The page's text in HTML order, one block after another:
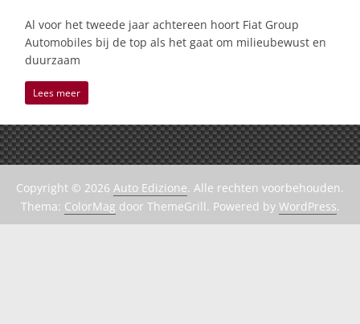
Al voor het tweede jaar achtereen hoort Fiat Group
Automobiles bij de top als het gaat om milieubewust en
duurzaam
Lees meer
Copyright © 2026 Auto Edizione. Alle rechten voorbehouden.
Thema: ColorMag door ThemeGrill. Powered by WordPress.